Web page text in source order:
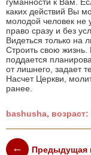
гуманности к Вам.
каких действий Вы
молодой человек не
право сразу и без
Видеться только на
Строить свою
поддается
от лишнего, задает
Насчет Церкви,
ранее.
bashusha, возраст:
Предыдущая